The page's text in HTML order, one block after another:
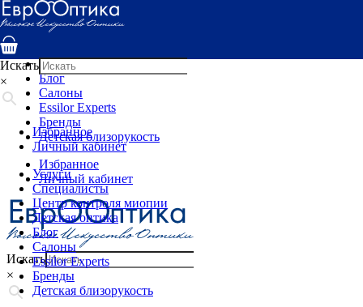
Услуги
Специалисты
Детская оптика
Блог
Салоны
Essilor Experts
Бренды
Детская близорукость
Избранное
Личный кабинет
Искать
×
Искать
×
Избранное
Личный кабинет
Услуги
Специалисты
Центр контроля миопии
Детская оптика
Блог
Салоны
Essilor Experts
Бренды
Детская близорукость